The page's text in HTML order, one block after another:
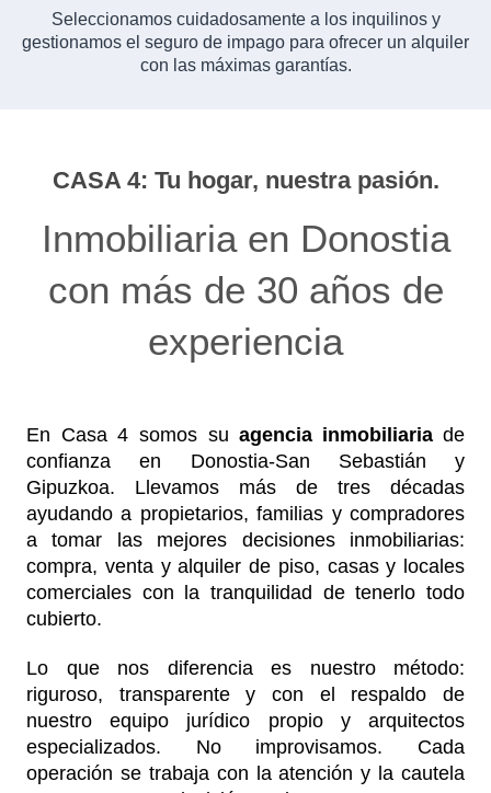
Seleccionamos cuidadosamente a los inquilinos y
gestionamos el seguro de impago para ofrecer un alquiler
con las máximas garantías.
CASA 4: Tu hogar, nuestra pasión.
Inmobiliaria en Donostia
con más de 30 años de
experiencia
En Casa 4 somos su agencia inmobiliaria de
confianza en Donostia-San Sebastián y
Gipuzkoa. Llevamos más de tres décadas
ayudando a propietarios, familias y compradores
a tomar las mejores decisiones inmobiliarias:
compra, venta y alquiler de piso, casas y locales
comerciales con la tranquilidad de tenerlo todo
cubierto.
Lo que nos diferencia es nuestro método:
riguroso, transparente y con el respaldo de
nuestro equipo jurídico propio y arquitectos
especializados. No improvisamos. Cada
operación se trabaja con la atención y la cautela